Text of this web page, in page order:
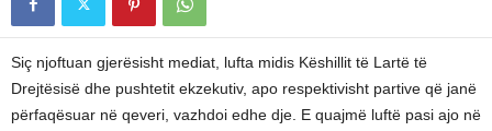
Siç njoftuan gjerësisht mediat, lufta midis Këshillit të Lartë të
Drejtësisë dhe pushtetit ekzekutiv, apo respektivisht partive që janë
përfaqësuar në qeveri, vazhdoi edhe dje. E quajmë luftë pasi ajo në